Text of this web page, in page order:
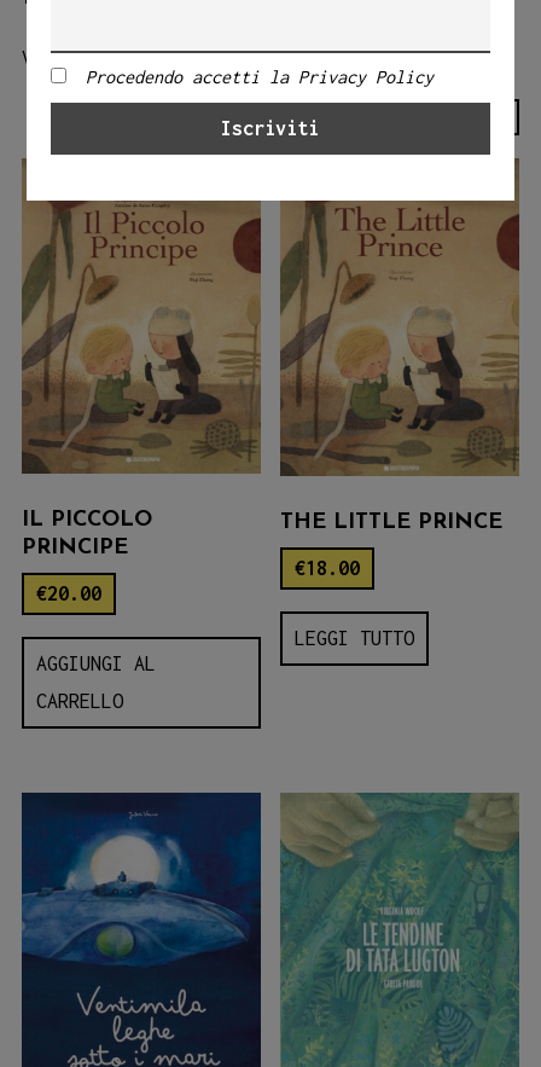
Visualizzazione di 5 risultati
IL PICCOLO
PRINCIPE
€20.00
AGGIUNGI AL
CARRELLO
THE LITTLE PRINCE
€18.00
LEGGI TUTTO
Procedendo accetti la Privacy Policy